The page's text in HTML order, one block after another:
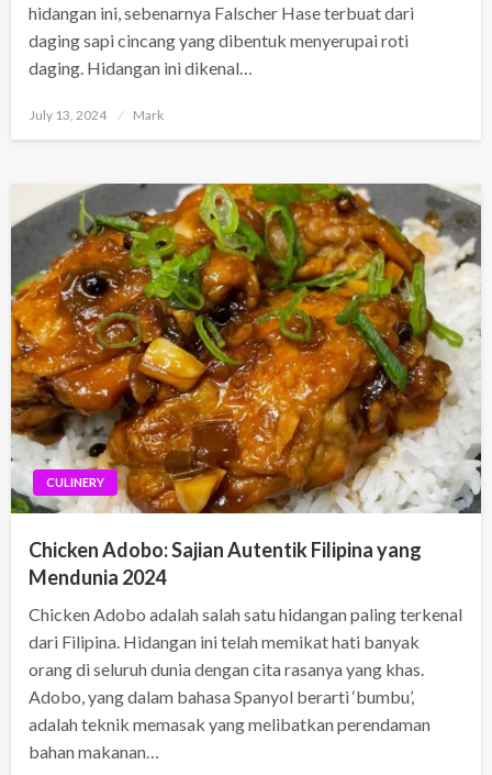
hidangan ini, sebenarnya Falscher Hase terbuat dari
daging sapi cincang yang dibentuk menyerupai roti
daging. Hidangan ini dikenal…
Posted
July 13, 2024 Mark
CULINERY
Chicken Adobo: Sajian Autentik Filipina yang
Mendunia 2024
Chicken Adobo adalah salah satu hidangan paling terkenal
dari Filipina. Hidangan ini telah memikat hati banyak
orang di seluruh dunia dengan cita rasanya yang khas.
Adobo, yang dalam bahasa Spanyol berarti ‘bumbu’,
adalah teknik memasak yang melibatkan perendaman
bahan makanan…